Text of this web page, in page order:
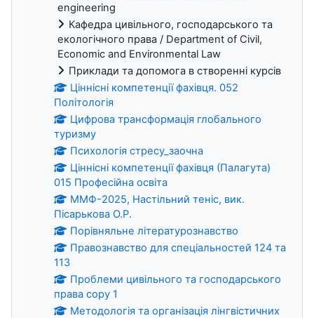
engineering
Кафедра цивільного, господарського та
екологічного права / Department of Civil,
Economic and Environmental Law
Приклади та допомога в створенні курсів
Ціннісні компетенції фахівця. 052
Політологія
Цифрова трансформація глобального
туризму
Психологія стресу_заочна
Ціннісні компетенції фахівця (Палагута)
015 Професійна освіта
ММФ-2025, Настільний теніс, вик.
Пісарькова О.Р.
Порівняльне літературознавство
Правознавство для спеціальностей 124 та
113
Проблеми цивільного та господарського
права copy 1
Методологія та організація лінгвістичних